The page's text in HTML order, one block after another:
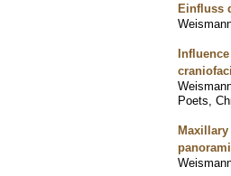
Einfluss
Poets,